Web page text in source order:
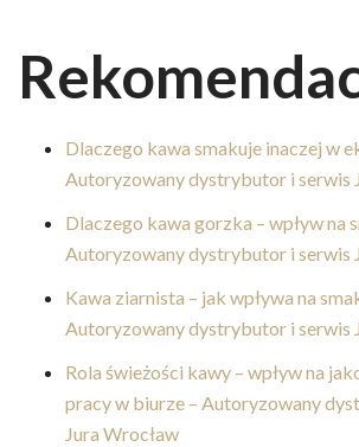
Dlaczego kawa smakuje inaczej w
Autoryzowany dystrybutor i serwis
Dlaczego kawa gorzka – wpływ na
Autoryzowany dystrybutor i serwis
Kawa ziarnista – jak wpływa na
Autoryzowany dystrybutor i serwis
Rola świeżości kawy – wpływ na
pracy w biurze – Autoryzowany
Jura Wrocław